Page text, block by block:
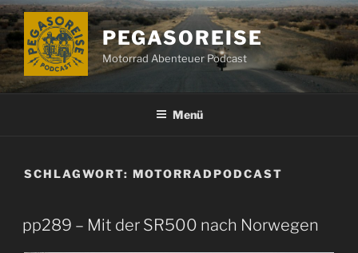
Zum
Inhalt
springen
PEGASOREISE
Motorrad Abenteuer Podcast
Menü
SCHLAGWORT: MOTORRADPODCAST
pp289 – Mit der SR500 nach Norwegen